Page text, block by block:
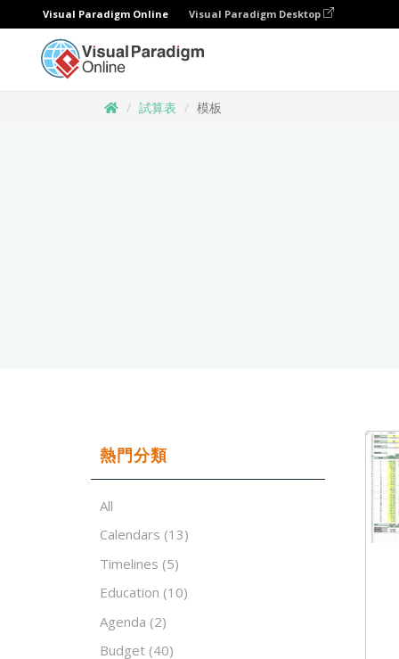
Visual Paradigm Online Visual Paradigm Desktop
試算表 模板
熱門分類
All
Calendars (13)
Timelines (5)
Education (10)
Agenda (2)
Budget (40)